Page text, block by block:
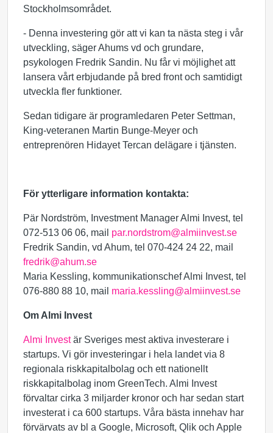
Stockholmsområdet.
- Denna investering gör att vi kan ta nästa steg i vår
utveckling, säger Ahums vd och grundare,
psykologen Fredrik Sandin. Nu får vi möjlighet att
lansera vårt erbjudande på bred front och samtidigt
utveckla fler funktioner.
Sedan tidigare är programledaren Peter Settman,
King-veteranen Martin Bunge-Meyer och
entreprenören Hidayet Tercan delägare i tjänsten.
För ytterligare information kontakta:
Pär Nordström, Investment Manager Almi Invest, tel
072-513 06 06, mail par.nordstrom@almiinvest.se
Fredrik Sandin, vd Ahum, tel 070-424 24 22, mail
fredrik@ahum.se
Maria Kessling, kommunikationschef Almi Invest, tel
076-880 88 10, mail maria.kessling@almiinvest.se
Om Almi Invest
Almi Investär Sveriges mest aktiva investerare i
startups. Vi gör investeringar i hela landet via 8
regionala riskkapitalbolag och ett nationellt
riskkapitalbolag inom GreenTech. Almi Invest
förvaltar cirka 3 miljarder kronor och har sedan start
investerat i ca 600 startups. Våra bästa innehav har
förvärvats av bl a Google, Microsoft, Qlik och Apple